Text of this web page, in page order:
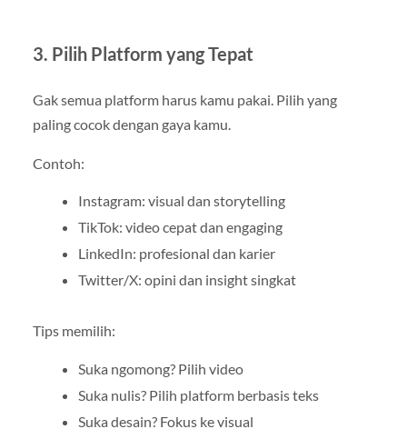
3. Pilih Platform yang Tepat
Gak semua platform harus kamu pakai. Pilih yang
paling cocok dengan gaya kamu.
Contoh:
Instagram: visual dan storytelling
TikTok: video cepat dan engaging
LinkedIn: profesional dan karier
Twitter/X: opini dan insight singkat
Tips memilih:
Suka ngomong? Pilih video
Suka nulis? Pilih platform berbasis teks
Suka desain? Fokus ke visual